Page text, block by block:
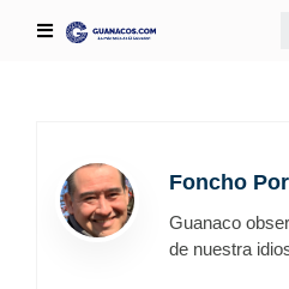
Foncho
Guanaco
de nuestra